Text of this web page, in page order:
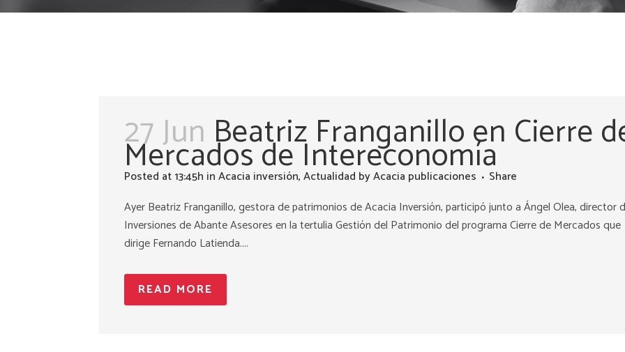
27 Jun Beatriz Franganillo en Cierre
Mercados de Intereconomía
Posted at 13:45h inAcacia inversión,Actualidad byAcacia publicaciones
Share
Ayer Beatriz Franganillo, gestora de patrimonios de Acacia Inversión, participó junto a Ángel Olea, director
Inversiones de Abante Asesores en la tertulia Gestión del Patrimonio del programa Cierre de Mercados que
dirige Fernando Latienda....
READ MORE